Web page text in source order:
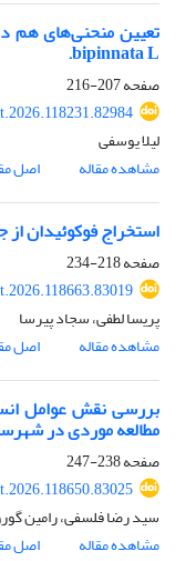
bipinnata L.
صفحه207-216
لیلا یوسفی
مشاهده مقاله
اصل
استخراج فوکوئیدان
صفحه218-234
پریسا لطفی، سجاد پیرسا
مشاهده مقاله
اصل
بررسی نقش عوامل
مطالعه موردی در
صفحه238-247
سید رضا فلسفی، رامین
مشاهده مقاله
اصل